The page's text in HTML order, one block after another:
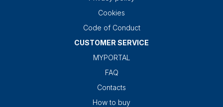
Cookies
Code of Conduct
CUSTOMER SERVICE
MYPORTAL
FAQ
Contacts
How to buy